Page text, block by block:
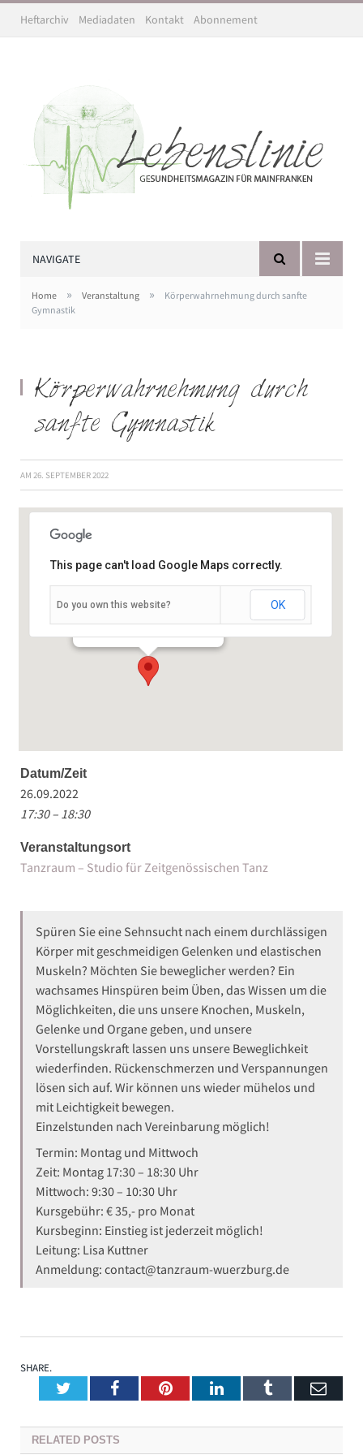
Heftarchiv Mediadaten Kontakt Abonnement
NAVIGATE
Home » Veranstaltung »
Körperwahrnehmung durch sanfte
Gymnastik
Körperwahrnehmung durch
sanfte Gymnastik
AM 26. SEPTEMBER 2022
Veranstaltungen
This page can't load Google Maps correctly.
Do you own this website? OK
Datum/Zeit
26.09.2022
17:30 – 18:30
Veranstaltungsort
Tanzraum – Studio für Zeitgenössischen Tanz
Spüren Sie eine Sehnsucht nach einem durchlässigen
Körper mit geschmeidigen Gelenken und elastischen
Muskeln? Möchten Sie beweglicher werden? Ein
wachsames Hinspüren beim Üben, das Wissen um die
Möglichkeiten, die uns unsere Knochen, Muskeln,
Gelenke und Organe geben, und unsere
Vorstellungskraft lassen uns unsere Beweglichkeit
wiederfinden. Rückenschmerzen und Verspannungen
lösen sich auf. Wir können uns wieder mühelos und
mit Leichtigkeit bewegen.
Einzelstunden nach Vereinbarung möglich!
Termin: Montag und Mittwoch
Zeit: Montag 17:30 – 18:30 Uhr
Mittwoch: 9:30 – 10:30 Uhr
Kursgebühr: € 35,- pro Monat
Kursbeginn: Einstieg ist jederzeit möglich!
Leitung: Lisa Kuttner
Anmeldung: contact@tanzraum-wuerzburg.de
SHARE.
TwitterFacebookPinterestLinkedInTumblr
RELATED POSTS